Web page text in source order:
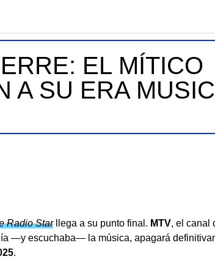
EL MÍTICO
A SU ERA
Radio Starllega a su punto final. MTV, el canal
—y escuchaba— la música, apagará
.